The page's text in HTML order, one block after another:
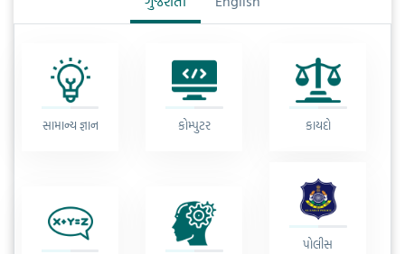
સામાન્ય જ્ઞાન કોમ્પુટર કાયદો
પોલીસ